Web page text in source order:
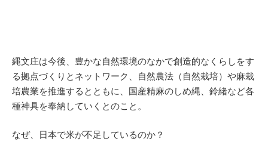
縄文庄は今後、豊かな自然環境のなかで創造的なくらしをす
る拠点づくりとネットワーク、自然農法（自然栽培）や麻栽
培農業を推進するとともに、国産精麻のしめ縄、鈴緒など各
種神具を奉納していくとのこと。
なぜ、日本で米が不足しているのか？